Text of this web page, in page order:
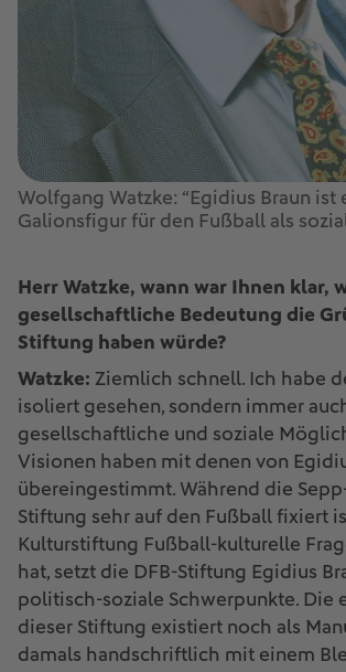
Wolfgang Watzke: “Egidius Braun ist
Galionsfigur für den Fußball als
Herr Watzke, wann war Ihnen klar,
gesellschaftliche Bedeutung die
Stiftung haben würde?
Watzke: Ziemlich schnell. Ich habe
isoliert gesehen, sondern immer
gesellschaftliche und soziale
Visionen haben mit denen von
übereingestimmt. Während die
Stiftung sehr auf den Fußball fixiert
Kulturstiftung Fußball-kulturelle
hat, setzt die DFB-Stiftung Egidius
politisch-soziale Schwerpunkte. Die
dieser Stiftung existiert noch als
damals handschriftlich mit einem